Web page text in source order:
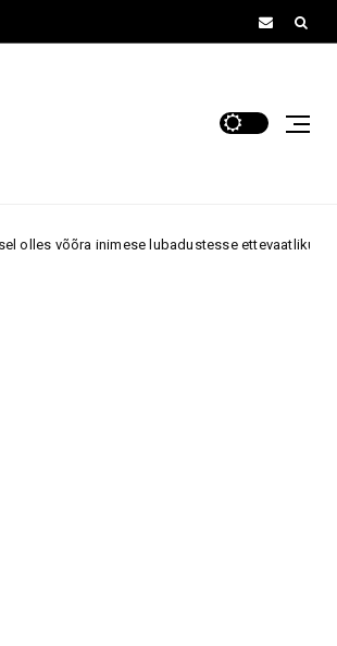
lubadustesse ettevaatlikult suhtuma